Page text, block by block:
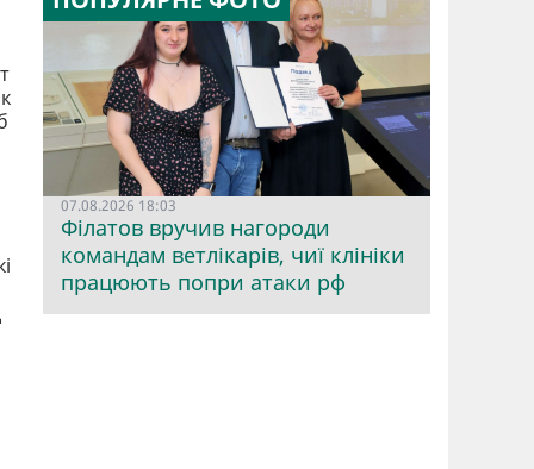
07.08.2026 18:03
Філатов вручив нагороди
командам ветлікарів, чиї клініки
працюють попри атаки рф